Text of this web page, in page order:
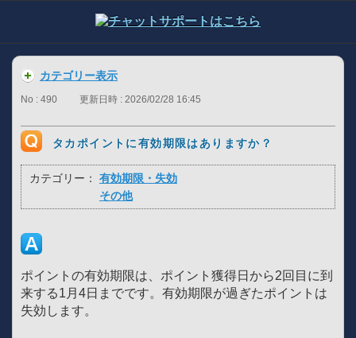
カテゴリー表示
No : 490 更新日時 : 2026/02/28 16:45
タカポイントに有効期限はありますか？
カテゴリー：
有効期限・失効
その他
ポイントの有効期限は、ポイント獲得日から2回目に到
来する1月4日までです。有効期限が過ぎたポイントは
失効します。